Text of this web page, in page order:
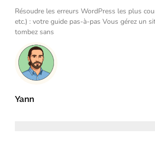
Yann
Résoudre les erreurs WordPress les plus
etc.) : votre guide pas-à-pas Vous gérez un
tombez sans